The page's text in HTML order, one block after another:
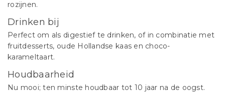
rozijnen.
Drinken bij
Perfect om als digestief te drinken, of in combinatie met
fruitdesserts, oude Hollandse kaas en choco-
karameltaart.
Houdbaarheid
Nu mooi; ten minste houdbaar tot 10 jaar na de oogst.